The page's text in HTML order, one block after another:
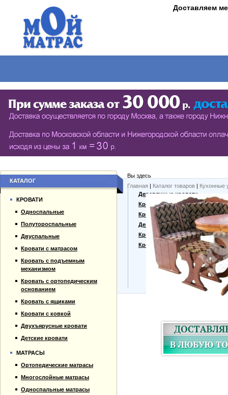
Доставляем
СЕРИЯ ШКАФОВ ECO (ЭКОЛОГИЯ)
РАСПАШНЫЕ ШКАФЫ
БИБЛИОТЕКИ, СТЕНКИ, ВИТРАЖИ
БУФЕТЫ
Вы здесь
Главная | Каталог товаров | Кухонные
КАТАЛОГ
КРОВАТИ
Односпальные
Полутороспальные
Двуспальные
Кровати с матрасом
Кровать с подъемным
механизмом
Кровать с ортопедическим
основанием
Кровать с ящиками
Кровати с ковкой
Двухъярусные кровати
Детские кровати
МАТРАСЫ
Ортопедические матрасы
Многослойные матрасы
Односпальные матрасы
Гарантии
Оплата и доставка
Прайс-лист
Контакты
Деревянные кровати
Кровати из массива
Кровати из сосны
Дешевые кровати
Кровати для дачи
Кровать тахта